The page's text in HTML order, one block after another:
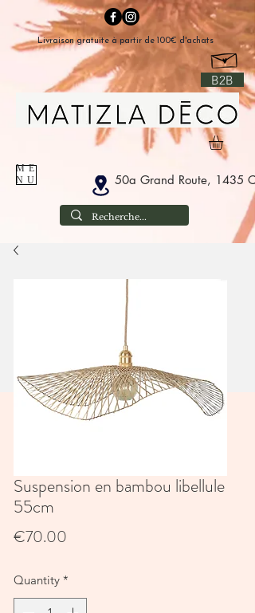
B2B
50a Grand Route, 1435
ME
NU
Livraison gratuite à partir de 100€ d'achats
Suspension en bambou libellule
55cm
€70.00
Quantity *